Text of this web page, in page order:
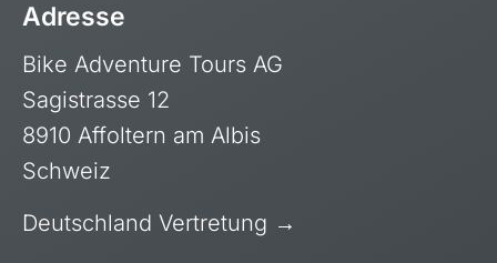
Adresse
Bike Adventure Tours AG
Sagistrasse 12
8910 Affoltern am Albis
Schweiz
Deutschland Vertretung →